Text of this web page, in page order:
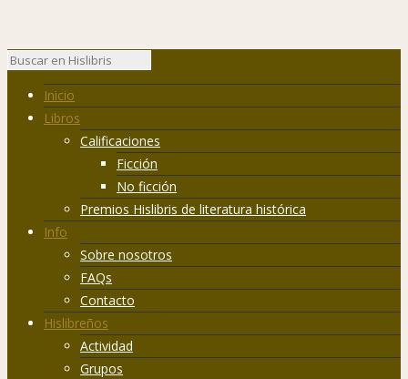
Inicio
Libros
Calificaciones
Ficción
No ficción
Premios Hislibris de literatura histórica
Info
Sobre nosotros
FAQs
Contacto
Hislibreños
Actividad
Grupos